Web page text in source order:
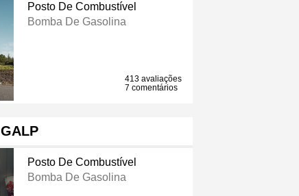
Posto De Combustível
Bomba De Gasolina
413 avaliações
7 comentários
GALP
Posto De Combustível
Bomba De Gasolina